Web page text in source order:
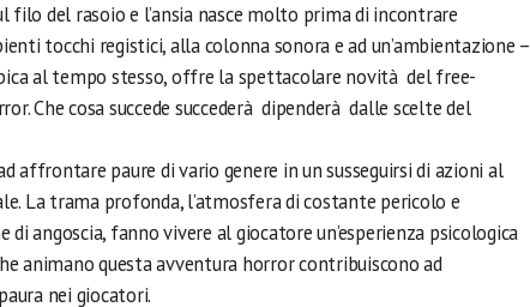
filo del rasoio e l’ansia nasce molto prima di incontrare
tocchi registici, alla colonna sonora e ad un’ambientazione –
al tempo stesso, offre la spettacolare novità del free-
Che cosa succede succederà dipenderà dalle scelte del
affrontare paure di vario genere in un susseguirsi di azioni al
La trama profonda, l’atmosfera di costante pericolo e
di angoscia, fanno vivere al giocatore un’esperienza psicologica
animano questa avventura horror contribuiscono ad
nei giocatori.